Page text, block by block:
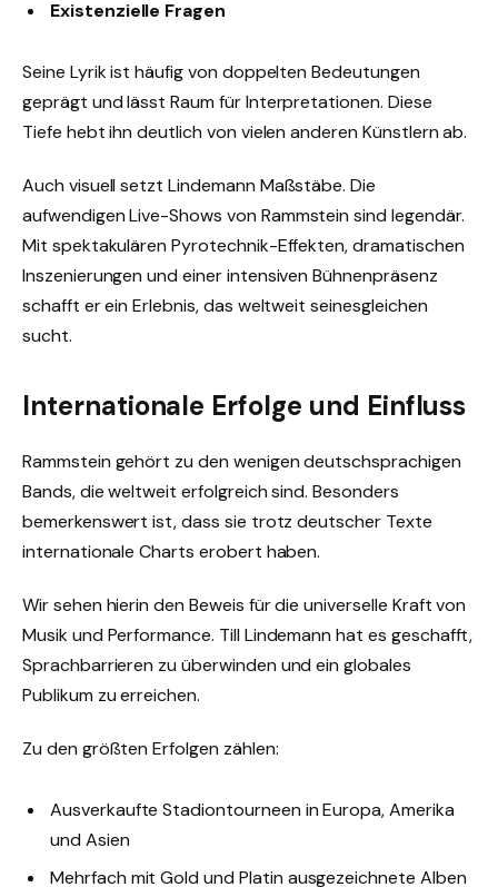
Existenzielle Fragen
Seine Lyrik ist häufig von doppelten Bedeutungen
geprägt und lässt Raum für Interpretationen. Diese
Tiefe hebt ihn deutlich von vielen anderen Künstlern ab.
Auch visuell setzt Lindemann Maßstäbe. Die
aufwendigen Live-Shows von Rammstein sind legendär.
Mit spektakulären Pyrotechnik-Effekten, dramatischen
Inszenierungen und einer intensiven Bühnenpräsenz
schafft er ein Erlebnis, das weltweit seinesgleichen
sucht.
Internationale Erfolge und Einfluss
Rammstein gehört zu den wenigen deutschsprachigen
Bands, die weltweit erfolgreich sind. Besonders
bemerkenswert ist, dass sie trotz deutscher Texte
internationale Charts erobert haben.
Wir sehen hierin den Beweis für die universelle Kraft von
Musik und Performance. Till Lindemann hat es geschafft,
Sprachbarrieren zu überwinden und ein globales
Publikum zu erreichen.
Zu den größten Erfolgen zählen:
Ausverkaufte Stadiontourneen in Europa, Amerika
und Asien
Mehrfach mit Gold und Platin ausgezeichnete Alben